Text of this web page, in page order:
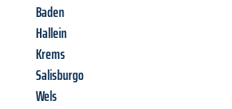
Baden
Hallein
Krems
Salisburgo
Wels